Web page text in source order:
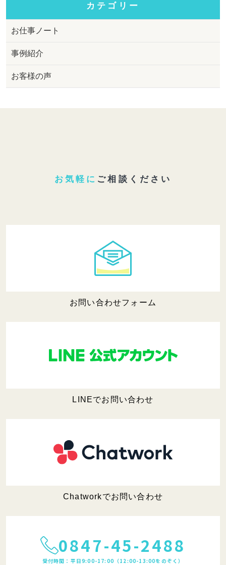
カテゴリー
お仕事ノート
事例紹介
お客様の声
お気軽に ご相談ください
お問い合わせフォーム
LINEでお問い合わせ
Chatworkでお問い合わせ
0847-45-2488
受付時間：平日9:00-17:00（12:00-13:00をのぞく）